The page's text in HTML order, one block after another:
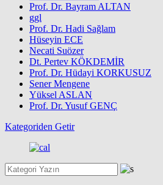
Prof. Dr. Bayram ALTAN
ggl
Prof. Dr. Hadi Sağlam
Hüseyin ECE
Necati Suözer
Dt. Pertev KÖKDEMİR
Prof. Dr. Hüdayi KORKUSUZ
Sener Mengene
Yüksel ASLAN
Prof. Dr. Yusuf GENÇ
Kategoriden Getir